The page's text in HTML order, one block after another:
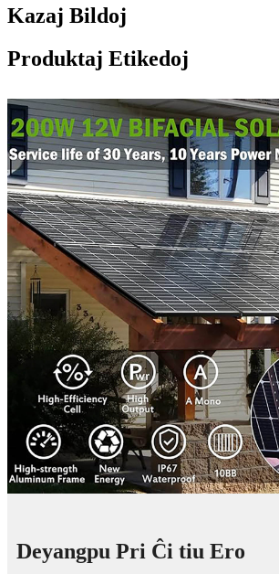
Kazaj Bildoj
Produktaj Etikedoj
Deyangpu Pri Ĉi tiu Ero